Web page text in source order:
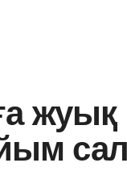
жуық